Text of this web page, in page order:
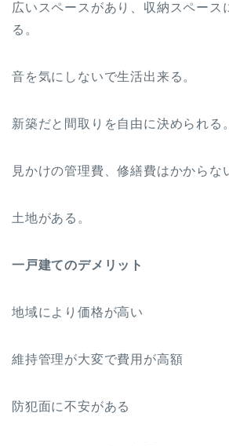
広いスペースがあり、収納スペー
る。
音を気にしないで生活出来る。
新築だと間取りを自由に決められる。
見かけの管理費、修繕費はかからな
土地がある。
一戸建てのデメリット
地域により価格が高い
維持管理が大変で費用が高額
防犯面に不安がある